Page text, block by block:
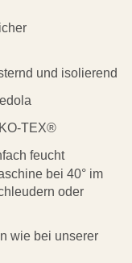
und isolierend
TEX®
feucht
bei 40° im
oder
wie bei unserer